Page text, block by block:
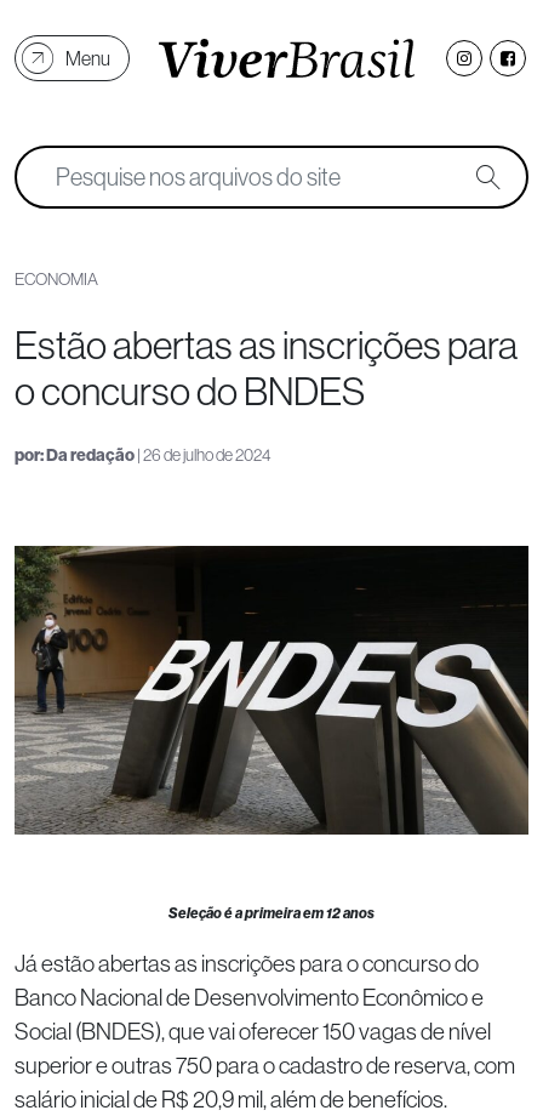
Menu
ECONOMIA
Estão abertas as inscrições para
o concurso do BNDES
por:Da redação| 26 de julho de 2024
Seleção é a primeira em 12 anos
Já estão abertas as inscrições para o concurso do
Banco Nacional de Desenvolvimento Econômico e
Social (BNDES), que vai oferecer 150 vagas de nível
superior e outras 750 para o cadastro de reserva, com
salário inicial de R$ 20,9 mil, além de benefícios.